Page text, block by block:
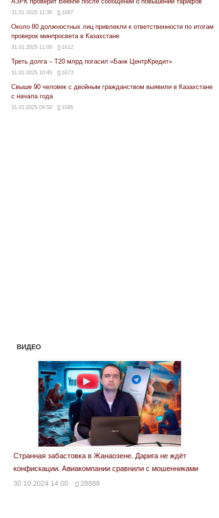
31.01.2025 11:35 1687
Около 80 должностных лиц привлекли к ответственности по итогам
проверок минпросвета в Казахстане
31.01.2025 11:00 1612
Треть долга – Т20 млрд погасил «Банк ЦентрКредит»
31.01.2025 10:45 1673
Свыше 90 человек с двойным гражданством выявили в Казахстане
с начала года
31.01.2025 09:50 1585
ВИДЕО
Странная забастовка в Жанаозене. Дарига не ждёт
конфискации. Авиакомпании сравнили с мошенниками
30.10.2024 14:00 28888